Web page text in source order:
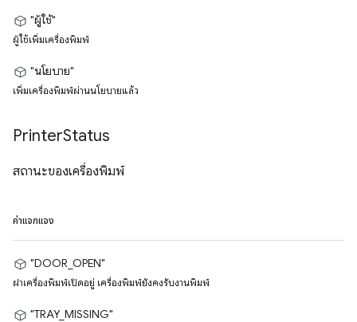
"ผู้ใช้"
ผู้ใช้เพิ่มเครื่องพิมพ์
"นโยบาย"
เพิ่มเครื่องพิมพ์ผ่านนโยบายแล้ว
PrinterStatus
สถานะของเครื่องพิมพ์
ค่าแจกแจง
"DOOR_OPEN"
ฝาเครื่องพิมพ์เปิดอยู่ เครื่องพิมพ์ยังคงรับงานพิมพ์
"TRAY_MISSING"